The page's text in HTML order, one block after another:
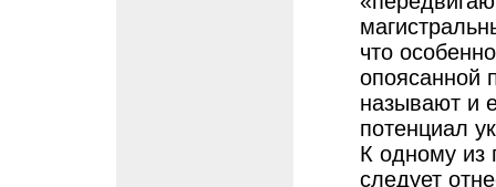
что
опоясанной
называют и
потенциал
К одному из
следует